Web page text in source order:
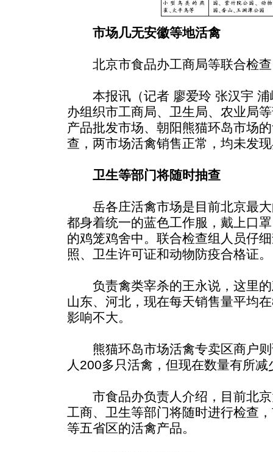
市场几无安徽等地活禽
北京市食品办工商局等联合检查
本报讯（记者 廖爱玲 张汉宇 浦
办组织市工商局、卫生局、农业局
产品批发市场、朝阳熊猫环岛市场
查，两市场活禽销售正常，均未发
卫生等部门将随时抽查
岳各庄活禽市场是目前北京最大
都身着统一的蓝色工作服，戴上口
的鸡笼鸡舍中。联合检查组人员仔
照、卫生许可证和动物防疫合格证。
负责禽类宰杀的王永说，这里的
山东、河北，现在每天销售量平均
影响不大。
熊猫环岛市场活禽专卖区商户则
人200多只活禽，但现在数量有所减
市食品办负责人介绍，目前北京
工商、卫生等部门将随时进行检查
等五省区的活禽产品。